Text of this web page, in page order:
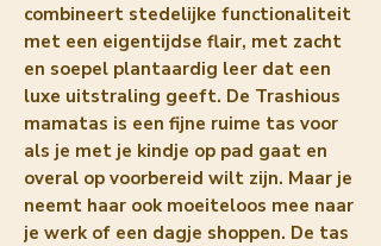
combineert stedelijke functionaliteit
met een eigentijdse flair, met zacht
en soepel plantaardig leer dat een
luxe uitstraling geeft. De Trashious
mamatas is een fijne ruime tas voor
als je met je kindje op pad gaat en
overal op voorbereid wilt zijn. Maar je
neemt haar ook moeiteloos mee naar
je werk of een dagje shoppen. De tas